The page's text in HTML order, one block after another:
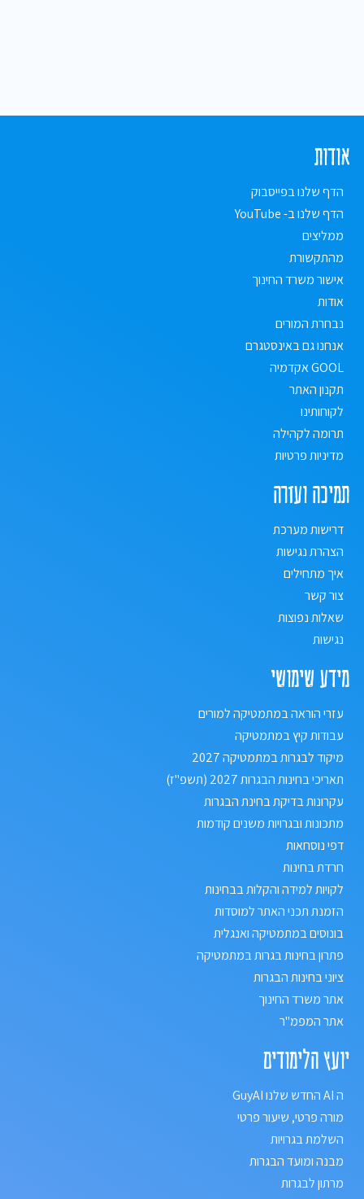
אודות
הדף שלנו בפייסבוק
הדף שלנו ב- YouTube
ממליצים
מהתקשורת
אישור משרד החינוך
אודות
נבחרת המורים
אנחנו גם באינסטגרם
GOOL אקדמיה
תקנון האתר
לקוחותינו
תרומה לקהילה
מדיניות פרטיות
תמיכה ועזרה
דרישות מערכת
הצהרת נגישות
איך מתחילים
צור קשר
שאלות נפוצות
נגישות
מידע שימושי
עזרי הוראה במתמטיקה למורים
עבודות קיץ במתמטיקה
מיקוד לבגרות במתמטיקה 2027
תאריכי בחינות הבגרות 2027 (תשפ"ז)
עקרונות בדיקת בחינת הבגרות
מתכונות ובגרויות משנים קודמות
דפי נוסחאות
חרדת בחינות
לקויות למידה והקלות בבחינות
הזמנת תכני האתר למוסדות
בונוסים במתמטיקה ואנגלית
פתרון בחינות בגרות במתמטיקה
ציוני בחינות הבגרות
אתר משרד החינוך
אתר המפמ"ר
יועץ הלימודים
ה AI החדש שלנו GuyAI
מורה פרטי, שיעור פרטי
השלמת בגרויות
מבנה ומועד הבגרות
מרתון לבגרות